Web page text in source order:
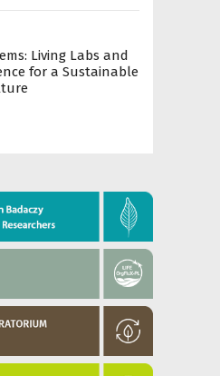
Living Labs and
for a Sustainable